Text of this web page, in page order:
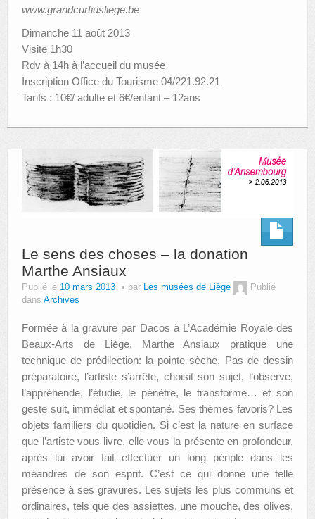
www.grandcurtiusliege.be
Dimanche 11 août 2013
Visite 1h30
Rdv à 14h à l’accueil du musée
Inscription Office du Tourisme 04/221.92.21
Tarifs : 10€/ adulte et 6€/enfant – 12ans
Le sens des choses – la donation
Marthe Ansiaux
Publié le 10 mars 2013 par Les musées de Liège
Publié
dans Archives
Formée à la gravure par Dacos à L’Académie Royale des
Beaux-Arts de Liège, Marthe Ansiaux pratique une
technique de prédilection: la pointe sèche. Pas de dessin
préparatoire, l’artiste s’arrête, choisit son sujet, l’observe,
l’appréhende, l’étudie, le pénètre, le transforme… et son
geste suit, immédiat et spontané. Ses thèmes favoris? Les
objets familiers du quotidien. Si c’est la nature en surface
que l’artiste vous livre, elle vous la présente en profondeur,
après lui avoir fait effectuer un long périple dans les
méandres de son esprit. C’est ce qui donne une telle
présence à ses gravures. Les sujets les plus communs et
ordinaires, tels que des assiettes, une mouche, des olives,